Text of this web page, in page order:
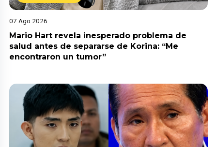
07 Ago 2026
Mario Hart revela inesperado problema de
salud antes de separarse de Korina: “Me
encontraron un tumor”